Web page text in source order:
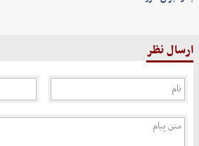
ارسال نظر